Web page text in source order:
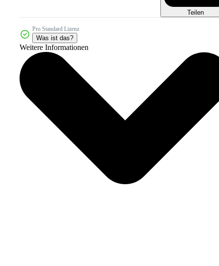
Teilen
Pro Standard Lizenz
Was ist das?
Weitere Informationen